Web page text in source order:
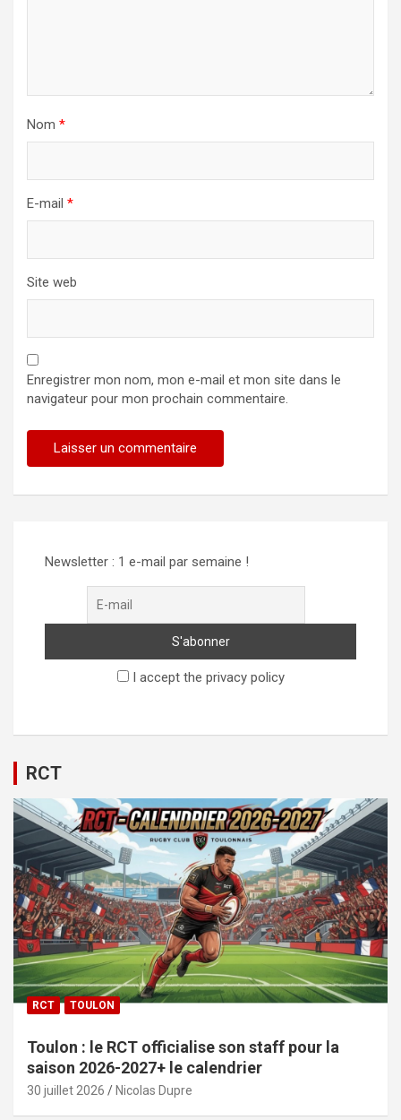
Nom *
E-mail *
Site web
Enregistrer mon nom, mon e-mail et mon site dans le
navigateur pour mon prochain commentaire.
Newsletter : 1 e-mail par semaine !
I accept the privacy policy
RCT
RCT TOULON
Toulon : le RCT officialise son staff pour la
saison 2026-2027+ le calendrier
30 juillet 2026 Nicolas Dupre